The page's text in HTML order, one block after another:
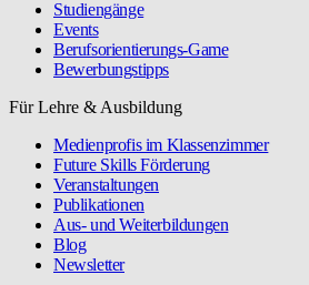
Studiengänge
Events
Berufsorientierungs-Game
Bewerbungstipps
Für Lehre & Ausbildung
Medienprofis im Klassenzimmer
Future Skills Förderung
Veranstaltungen
Publikationen
Aus- und Weiterbildungen
Blog
Newsletter